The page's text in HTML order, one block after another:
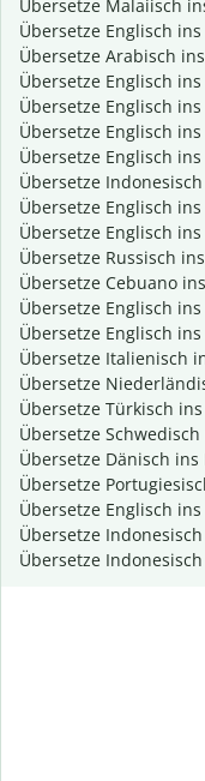
Übersetze Malaiisch
Übersetze Englisch
Übersetze Arabisch
Übersetze Englisch
Übersetze Englisch
Übersetze Englisch ins
Übersetze Englisch
Übersetze
Übersetze Englisch
Übersetze Englisch ins
Übersetze Russisch
Übersetze Cebuano
Übersetze Englisch
Übersetze Englisch
Übersetze Italienisch
Übersetze
Übersetze Türkisch
Übersetze
Übersetze Dänisch ins
Übersetze
Übersetze Englisch
Übersetze
Übersetze